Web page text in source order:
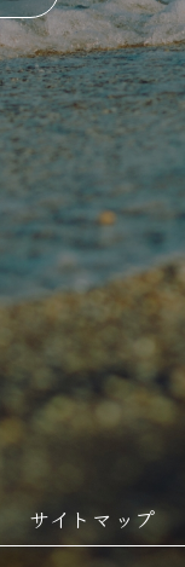
サイトマップ